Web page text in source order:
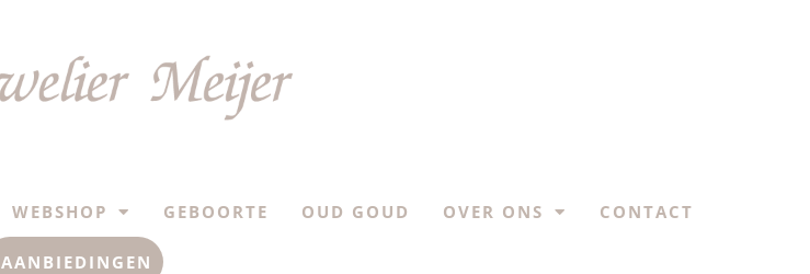
WEBSHOP GEBOORTE OUD GOUD OVER ONS CONTACT
AANBIEDINGEN